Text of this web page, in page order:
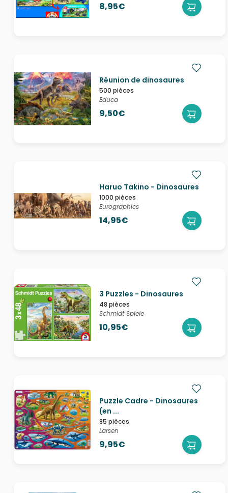
8,95€
Réunion de dinosaures
500 pièces
Educa
9,50€
Haruo Takino - Dinosaures
1000 pièces
Eurographics
14,95€
3 Puzzles - Dinosaures
48 pièces
Schmidt Spiele
10,95€
Puzzle Cadre - Dinosaures
(en ...
85 pièces
Larsen
9,95€